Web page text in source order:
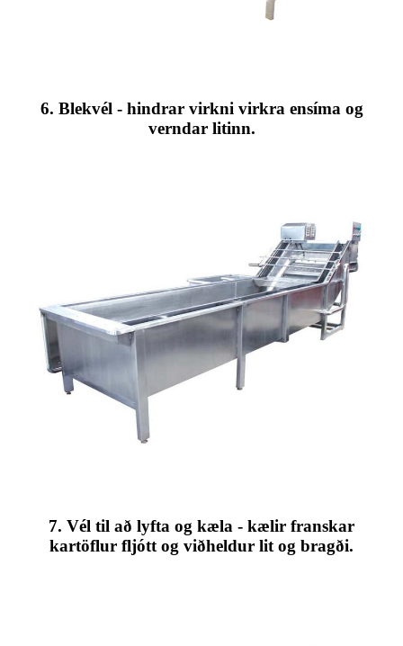
6. Blekvél - hindrar virkni virkra ensíma og
verndar litinn.
7. Vél til að lyfta og kæla - kælir franskar
kartöflur fljótt og viðheldur lit og bragði.